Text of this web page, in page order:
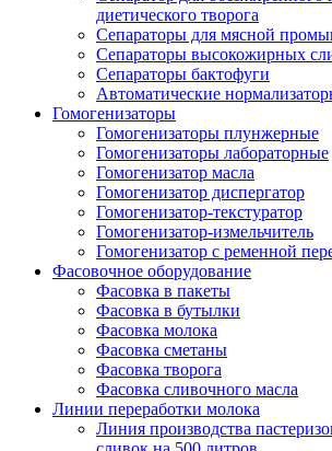
диетического творога
Сепараторы для мясной
Сепараторы высокожирных
Сепараторы бактофуги
Автоматические
Гомогенизаторы
Гомогенизаторы плунжерные
Гомогенизаторы лабораторные
Гомогенизатор масла
Гомогенизатор диспергатор
Гомогенизатор-текстуратор
Гомогенизатор-измельчитель
Гомогенизатор с ременной
Фасовочное оборудование
Фасовка в пакеты
Фасовка в бутылки
Фасовка молока
Фасовка сметаны
Фасовка творога
Фасовка сливочного масла
Линии переработки молока
Линия производства